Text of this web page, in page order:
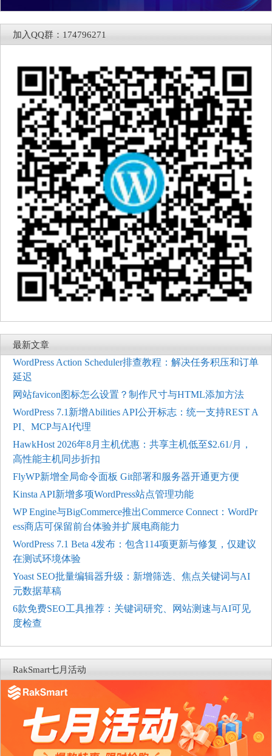
加入QQ群：174796271
最新文章
WordPress Action Scheduler排查教程：解决任务积压和订单
延迟
网站favicon图标怎么设置？制作尺寸与HTML添加方法
WordPress 7.1新增Abilities API公开标志：统一支持REST A
PI、MCP与AI代理
HawkHost 2026年8月主机优惠：共享主机低至$2.61/月，
高性能主机同步折扣
FlyWP新增全局命令面板 Git部署和服务器开通更方便
Kinsta API新增多项WordPress站点管理功能
WP Engine与BigCommerce推出Commerce Connect：WordPr
ess商店可保留前台体验并扩展电商能力
WordPress 7.1 Beta 4发布：包含114项更新与修复，仅建议
在测试环境体验
Yoast SEO批量编辑器升级：新增筛选、焦点关键词与AI
元数据草稿
6款免费SEO工具推荐：关键词研究、网站测速与AI可见
度检查
RakSmart七月活动